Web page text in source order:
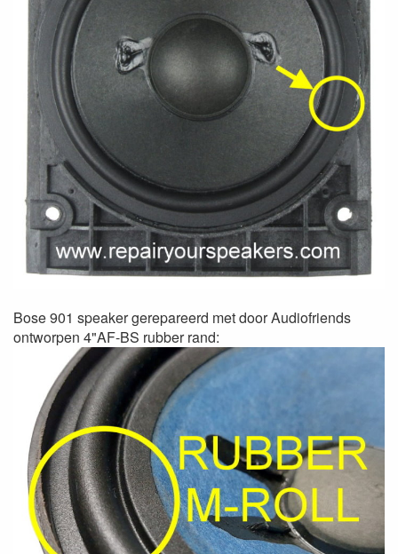
Bose 901 speaker gerepareerd met door Audiofriends
ontworpen 4"AF-BS rubber rand: